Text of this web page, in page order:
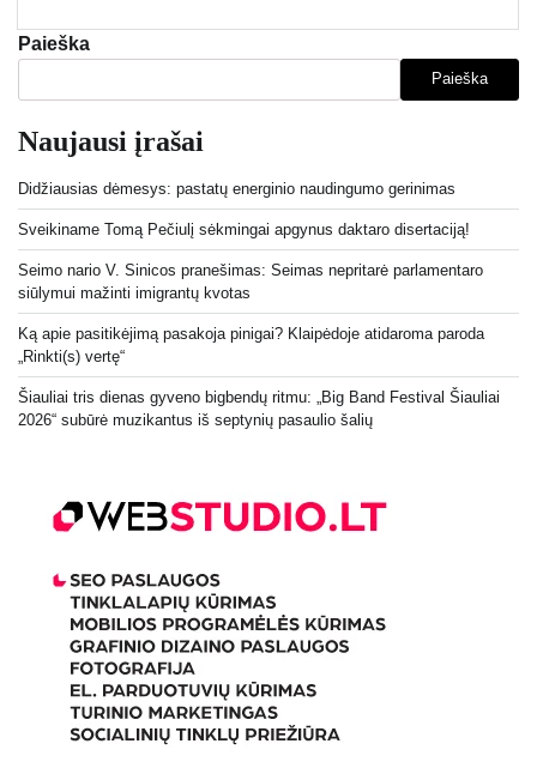
Paieška
Paieška
Naujausi įrašai
Didžiausias dėmesys: pastatų energinio naudingumo gerinimas
Sveikiname Tomą Pečiulį sėkmingai apgynus daktaro disertaciją!
Seimo nario V. Sinicos pranešimas: Seimas nepritarė parlamentaro
siūlymui mažinti imigrantų kvotas
Ką apie pasitikėjimą pasakoja pinigai? Klaipėdoje atidaroma paroda
„Rinkti(s) vertę“
Šiauliai tris dienas gyveno bigbendų ritmu: „Big Band Festival Šiauliai
2026“ subūrė muzikantus iš septynių pasaulio šalių